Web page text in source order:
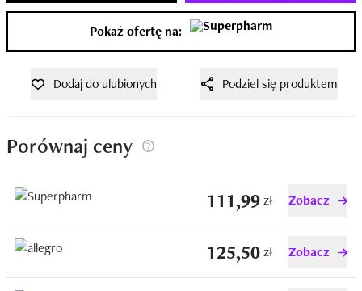
Pokaż ofertę na:
Dodaj do ulubionych Podziel się produktem
Porównaj ceny
111,99zł Zobacz
125,50zł Zobacz